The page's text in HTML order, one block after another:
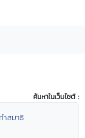
ค้นหาในเว็บไซต์ :
ำสมาธิ